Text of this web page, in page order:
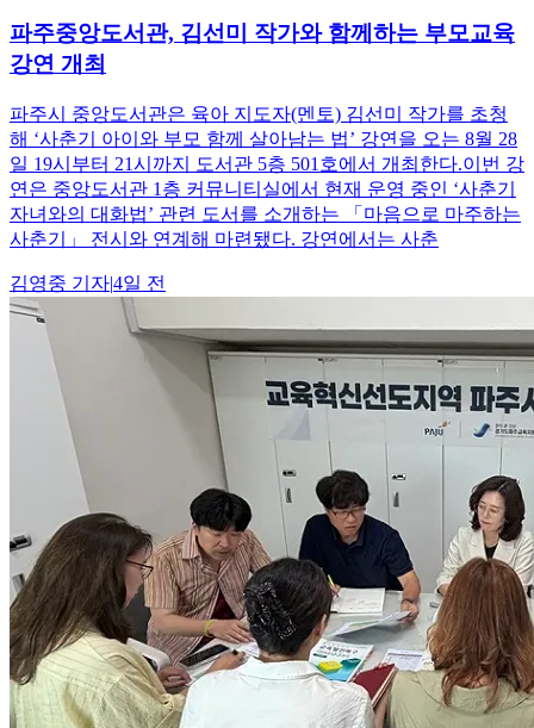
파주중앙도서관, 김선미 작가와 함께하는 부모교육
강연 개최
파주시 중앙도서관은 육아 지도자(멘토) 김선미 작가를 초청
해 ‘사춘기 아이와 부모 함께 살아남는 법’ 강연을 오는 8월 28
일 19시부터 21시까지 도서관 5층 501호에서 개최한다.이번 강
연은 중앙도서관 1층 커뮤니티실에서 현재 운영 중인 ‘사춘기
자녀와의 대화법’ 관련 도서를 소개하는 「마음으로 마주하는
사춘기」 전시와 연계해 마련됐다. 강연에서는 사춘
김영중 기자|4일 전